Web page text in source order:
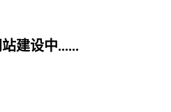
站建设中......